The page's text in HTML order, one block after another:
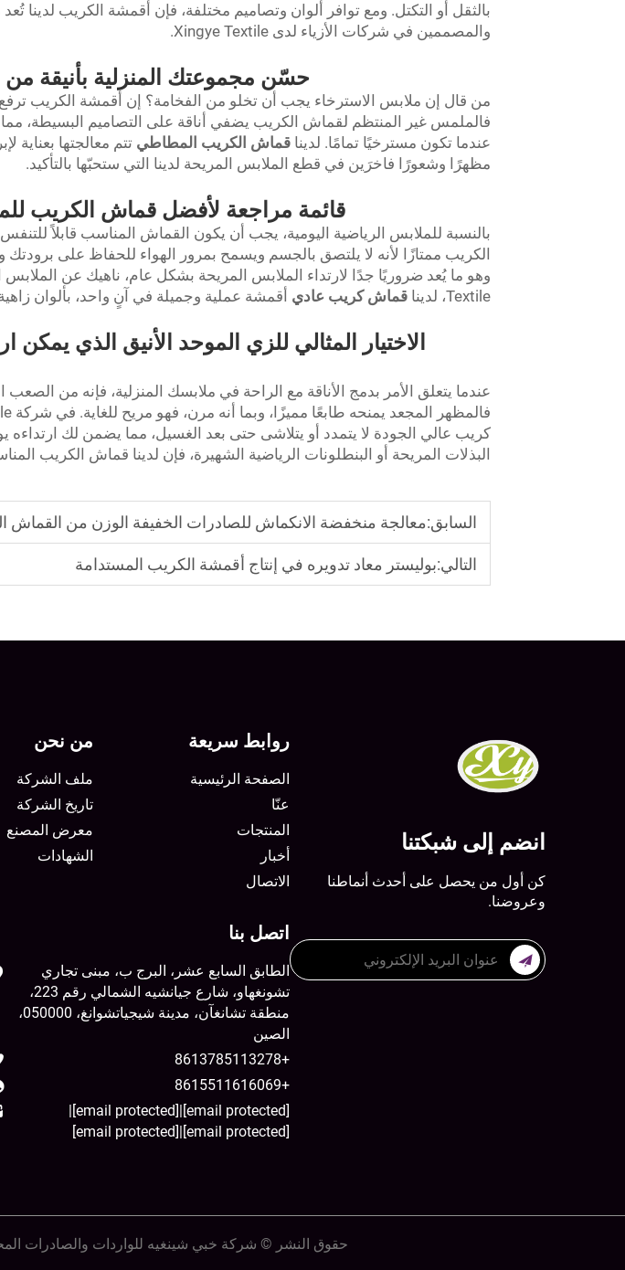
بالثقل أو التكتل. ومع توافر ألوان وتصاميم مختلفة، فإن أقمشة الكريب لدينا
والمصممين في شركات الأزياء لدى Xingye Textile.
حسّن مجموعتك المنزلية بأنيقة من
من قال إن ملابس الاسترخاء يجب أن تخلو من الفخامة؟ إن أقمشة الكريب
فالملمس غير المنتظم لقماش الكريب يضفي أناقة على التصاميم البسيطة،
عندما تكون مسترخيًا تمامًا. لدينا قماش الكريب المطاطي تتم معالجتها بعناية
مظهرًا وشعورًا فاخرَين في قطع الملابس المريحة لدينا التي ستحبّها بالتأكيد.
قائمة مراجعة لأفضل قماش الكريب
بالنسبة للملابس الرياضية اليومية، يجب أن يكون القماش المناسب قابلاً
الكريب ممتازًا لأنه لا يلتصق بالجسم ويسمح بمرور الهواء للحفاظ على
Textile، لدينا
قماش كريب عادي أقمشة عملية وجميلة في آنٍ واحد، بألوان
الاختيار المثالي للزي الموحد الأنيق الذي
عندما يتعلق الأمر بدمج الأناقة مع الراحة في ملابسك المنزلية، فإنه من
كريب عالي الجودة لا يتمدد أو يتلاشى حتى بعد الغسيل، مما يضمن لك
البذلات المريحة أو البنطلونات الرياضية الشهيرة، فإن لدينا قماش الكريب
السابق:معالجة منخفضة الانكماش للصادرات الخفيفة الوزن من القماش
التالي:بوليستر معاد تدويره في إنتاج أقمشة الكريب المستدامة
انضم إلى شبكتنا
كن أول من يحصل على أحدث أنماطنا
وعروضنا.
روابط سريعة
الصفحة الرئيسية
عنّا
المنتجات
أخبار
الاتصال
من نحن
ملف الشركة
تاريخ الشركة
معرض المصنع
الشهادات
اتصل بنا
الطابق السابع عشر، البرج ب، مبنى تجاري
تشونغهاو، شارع جيانشيه الشمالي رقم 223،
منطقة تشانغآن، مدينة شيجياتشوانغ، 050000،
الصين
+8613785113278
+8615511616069
[email protected]
|
[email protected]
|
[email protected]
|
[email protected]
حقوق النشر © شركة خبي شينغيه للواردات والصادرات